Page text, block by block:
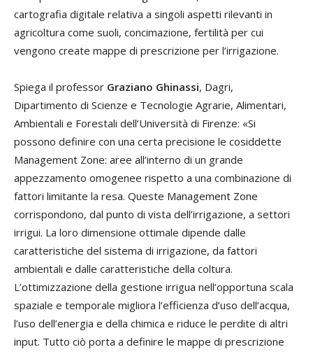
cartografia digitale relativa a singoli aspetti rilevanti in
agricoltura come suoli, concimazione, fertilità per cui
vengono create mappe di prescrizione per l’irrigazione.
Spiega il professor Graziano Ghinassi, Dagri,
Dipartimento di Scienze e Tecnologie Agrarie, Alimentari,
Ambientali e Forestali dell’Università di Firenze: «Si
possono definire con una certa precisione le cosiddette
Management Zone: aree all’interno di un grande
appezzamento omogenee rispetto a una combinazione di
fattori limitante la resa. Queste Management Zone
corrispondono, dal punto di vista dell’irrigazione, a settori
irrigui. La loro dimensione ottimale dipende dalle
caratteristiche del sistema di irrigazione, da fattori
ambientali e dalle caratteristiche della coltura.
L’ottimizzazione della gestione irrigua nell’opportuna scala
spaziale e temporale migliora l’efficienza d’uso dell’acqua,
l’uso dell’energia e della chimica e riduce le perdite di altri
input. Tutto ciò porta a definire le mappe di prescrizione